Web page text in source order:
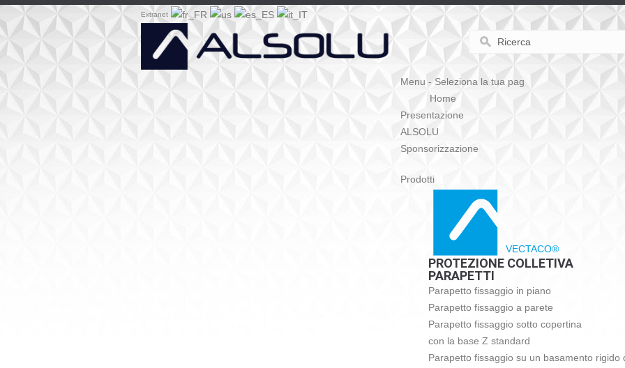
Extranet
Menu - Seleziona la tua pag
Home
Presentazione
ALSOLU
Sponsorizzazione
Prodotti
VECTACO®
PROTEZIONE COLLETIVA
PARAPETTI
Parapetto fissaggio in piano
Parapetto fissaggio a parete
Parapetto fissaggio sotto copertina
con la base Z standard
Parapetto fissaggio su un basamento